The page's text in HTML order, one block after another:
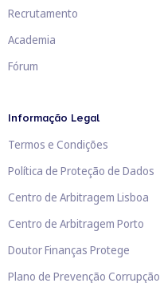
Recrutamento
Academia
Fórum
Informação Legal
Termos e Condições
Política de Proteção de Dados
Centro de Arbitragem Lisboa
Centro de Arbitragem Porto
Doutor Finanças Protege
Plano de Prevenção Corrupção